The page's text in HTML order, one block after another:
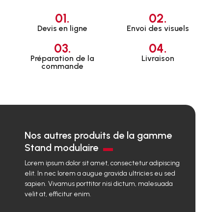
01.
Devis en ligne
02.
Envoi des visuels
03.
Préparation de la
commande
04.
Livraison
Nos autres produits de la gamme
Stand modulaire
Lorem ipsum dolor sit amet, consectetur adipiscing
elit. In nec lorem a augue gravida ultricies eu sed
sapien. Vivamus porttitor nisi dictum, malesuada
velit at, efficitur enim.